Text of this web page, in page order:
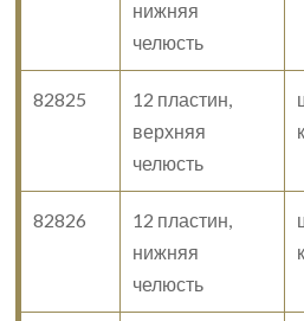
нижняя
челюсть
82825
12 пластин,
верхняя
челюсть
82826
12 пластин,
нижняя
челюсть